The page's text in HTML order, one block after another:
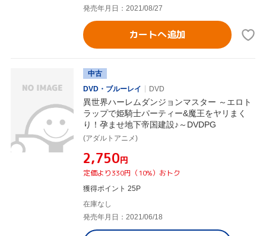
発売年月日：2021/08/27
カートへ追加
中古
DVD・ブルーレイ
DVD
異世界ハーレムダンジョンマスター ～エロト
ラップで姫騎士パーティー&魔王をヤリまく
り！孕ませ地下帝国建設♪～DVDPG
(アダルトアニメ)
¥2,750円
定価より330円（10%）おトク
獲得ポイント 25P
在庫なし
発売年月日：2021/06/18